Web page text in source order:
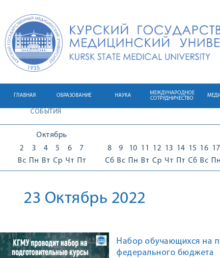
ГЛАВНАЯ ОБРАЗОВАНИЕ НАУКА
МЕЖДУНАРОДНОЕ
СОТРУДНИЧЕСТВО
СОБЫТИЯ
Октябрь
2
Вс
3
Пн
4
Вт
5
Ср
6
Чт
7
Пт
8
Сб
9
Вс
10
Пн
11
Вт
12
Ср
13
Чт
14
Пт
15
Сб
16
Вс
17
23 Октябрь 2022
Набор обучающихся на
федерального бюджета